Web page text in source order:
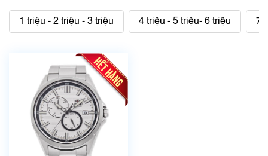
1 triệu - 2 triệu - 3 triệu 4 triệu - 5 triệu- 6 triệu 7